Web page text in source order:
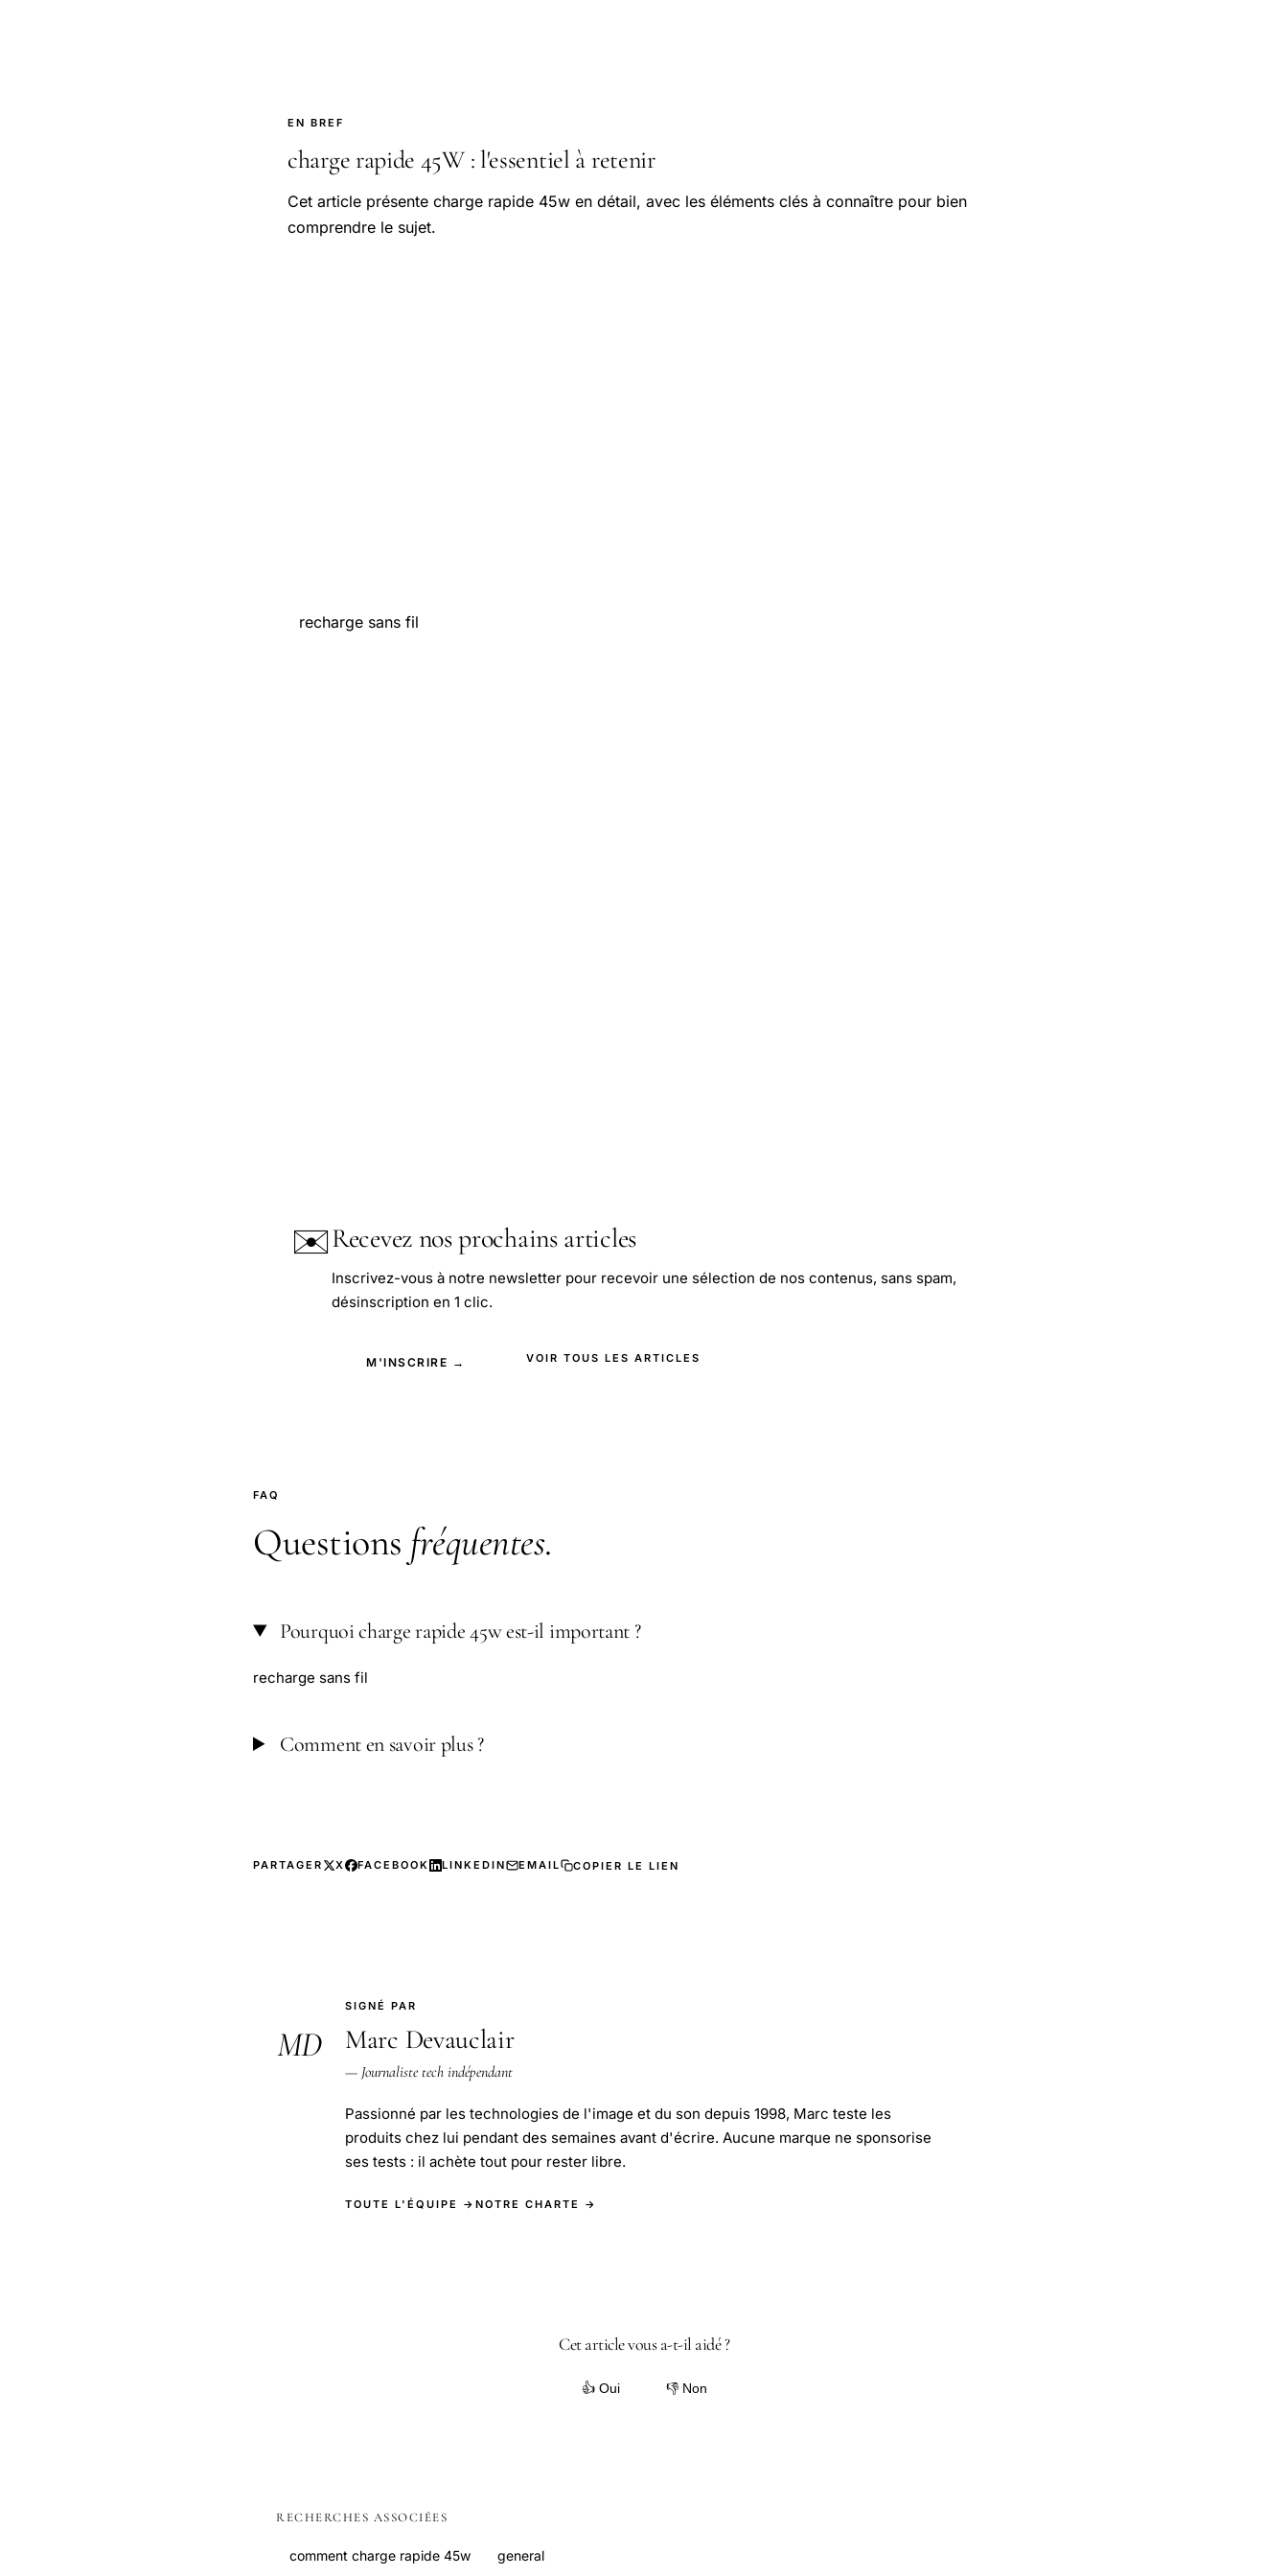
EN BREF
charge rapide 45W : l'essentiel à retenir
Cet article présente charge rapide 45w en détail, avec les éléments clés à connaître pour bien
comprendre le sujet.
recharge sans fil
✉️Recevez nos prochains articles
Inscrivez-vous à notre newsletter pour recevoir une sélection de nos contenus, sans spam,
désinscription en 1 clic.
M'INSCRIRE → VOIR TOUS LES ARTICLES
FAQ
Questions fréquentes.
Pourquoi charge rapide 45w est-il important ?
recharge sans fil
Comment en savoir plus ?
PARTAGER X FACEBOOK LINKEDIN EMAIL COPIER LE LIEN
MD
SIGNÉ PAR
Marc Devauclair
— Journaliste tech indépendant
Passionné par les technologies de l'image et du son depuis 1998, Marc teste les
produits chez lui pendant des semaines avant d'écrire. Aucune marque ne sponsorise
ses tests : il achète tout pour rester libre.
TOUTE L'ÉQUIPE → NOTRE CHARTE →
Cet article vous a-t-il aidé ?
👍 Oui 👎 Non
RECHERCHES ASSOCIÉES
comment charge rapide 45w general